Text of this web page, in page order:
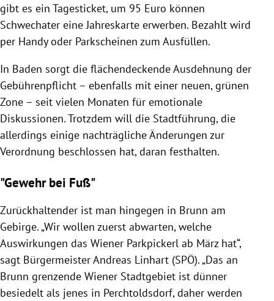
gibt es ein Tagesticket, um 95 Euro können
Schwechater eine Jahreskarte erwerben. Bezahlt wird
per Handy oder Parkscheinen zum Ausfüllen.
In Baden sorgt die flächendeckende Ausdehnung der
Gebührenpflicht – ebenfalls mit einer neuen, grünen
Zone – seit vielen Monaten für emotionale
Diskussionen. Trotzdem will die Stadtführung, die
allerdings einige nachträgliche Änderungen zur
Verordnung beschlossen hat, daran festhalten.
"Gewehr bei Fuß"
Zurückhaltender ist man hingegen in Brunn am
Gebirge. „Wir wollen zuerst abwarten, welche
Auswirkungen das Wiener Parkpickerl ab März hat“,
sagt Bürgermeister Andreas Linhart (SPÖ). „Das an
Brunn grenzende Wiener Stadtgebiet ist dünner
besiedelt als jenes in Perchtoldsdorf, daher werden